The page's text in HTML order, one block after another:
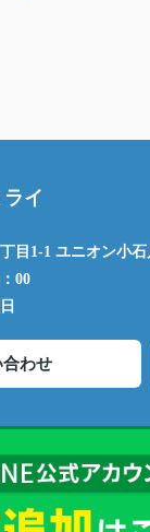
イ
目1-1 ユニオン小
00
合わせ